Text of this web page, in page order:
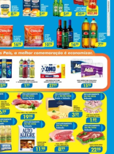
Câmara Aprova PL Da Dosimetria, Que Reduz Penas De Condenados Pelos Atos De 8 De Janeiro
(43) 991545950